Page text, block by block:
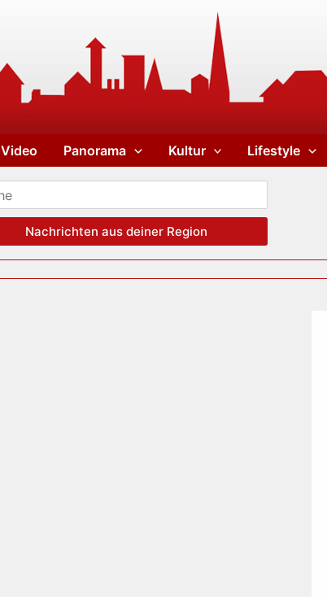
Video Panorama Kultur Lifestyle
Nachrichten aus deiner Region